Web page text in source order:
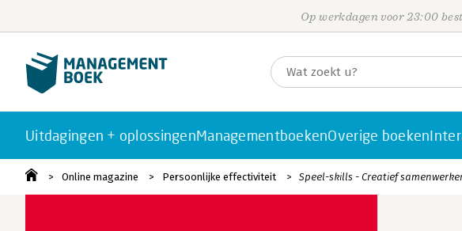
Op werkdagen voor 23:00
Uitdagingen + oplossingenManagementboekenOverige boeken
Online magazine Persoonlijke effectiviteit Speel-skills - Creatief